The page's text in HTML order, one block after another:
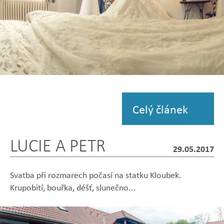
Celý článek
LUCIE A PETR 29.05.2017
Svatba při rozmarech počasí na statku Kloubek.
Krupobití, bouřka, déšť, slunečno...